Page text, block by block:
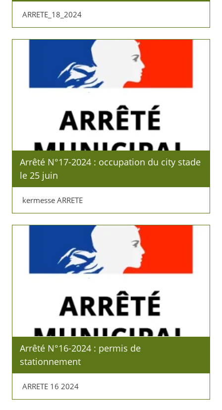
ARRETE_18_2024
Arrêté N°17-2024 : occupation du city stade
le 25 juin
kermesse ARRETE
Arrêté N°16-2024 : permis de
stationnement
ARRETE 16 2024